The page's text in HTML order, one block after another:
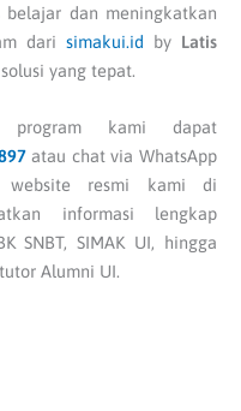
dan meningkatkan
dari simakui.id by Latis
yang tepat.
program kami dapat
atau chat via WhatsApp
website resmi kami di
informasi lengkap
SNBT, SIMAK UI, hingga
Alumni UI.